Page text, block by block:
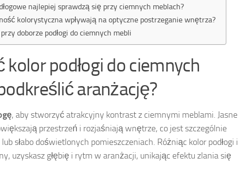
najlepiej sprawdzą się przy ciemnych meblach?
kolorystyczna wpływają na optyczne postrzeganie wnętrza?
doborze podłogi do ciemnych mebli
kolor podłogi do ciemnych
aranżację?
, aby stworzyć atrakcyjny kontrast z ciemnymi meblami. Jasne
przestrzeń i rozjaśniają wnętrze, co jest szczególnie
słabo doświetlonych pomieszczeniach. Różniąc kolor podłogi i
uzyskasz głębię i rytm w aranżacji, unikając efektu zlania się